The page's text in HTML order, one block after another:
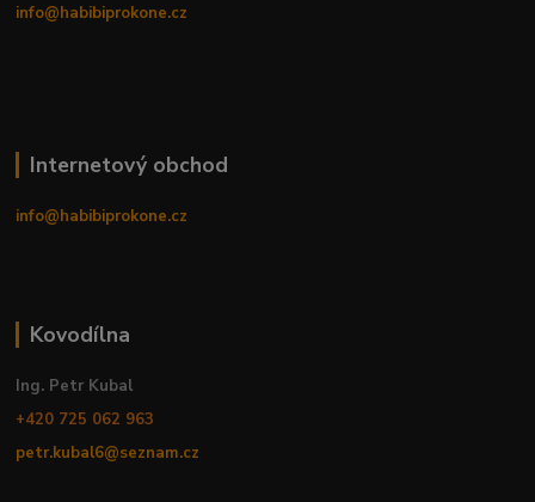
info@habibiprokone.cz
Internetový obchod
info@habibiprokone.cz
Kovodílna
Ing. Petr Kubal
+420 725 062 963
petr.kubal6@seznam.cz